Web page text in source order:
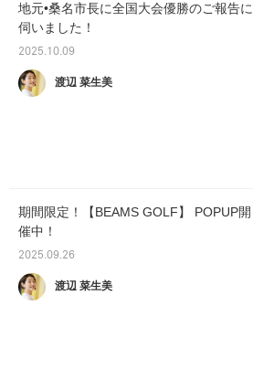
地元•桑名市長に全国大会優勝のご報告に
伺いました！
2025.10.09
渡辺 菜生美
期間限定！【BEAMS GOLF】 POPUP開
催中！
2025.09.26
渡辺 菜生美